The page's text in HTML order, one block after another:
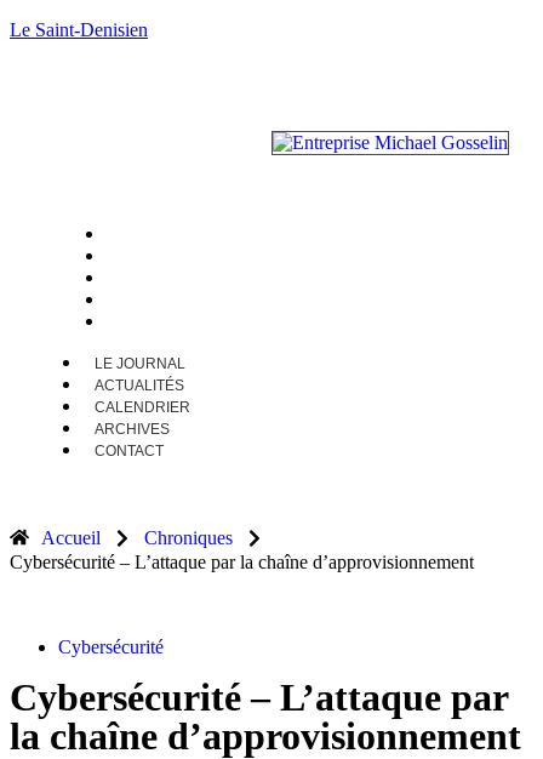
Le Saint-Denisien
LE JOURNAL
ACTUALITÉS
CALENDRIER
ARCHIVES
CONTACT
Accueil
Chroniques
Cybersécurité – L’attaque par la chaîne d’approvisionnement
Cybersécurité
Cybersécurité – L’attaque par
la chaîne d’approvisionnement